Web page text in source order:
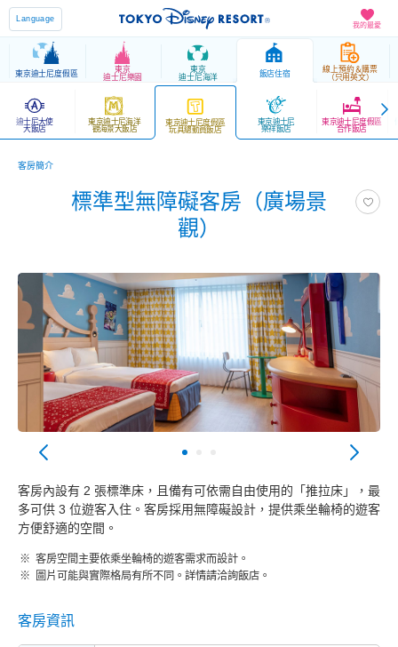
我的最愛
Language
東京迪士尼度假區
東京
迪士尼樂園
東京
迪士尼海洋
飯店住宿
線上預約＆購票
（只用英文）
迪士尼大使
大飯店
東京迪士尼海洋
觀海景大飯店
東京迪士尼度假區
玩具總動員飯店
東京迪士尼
樂祥飯店
東京迪士尼度假區
合作飯店
客房簡介
標準型無障礙客房（廣場景
觀）
客房內設有 2 張標準床，且備有可依需自由使用的「推拉床」，最
多可供 3 位遊客入住。客房採用無障礙設計，提供乘坐輪椅的遊客
方便舒適的空間。
客房空間主要依乘坐輪椅的遊客需求而設計。
圖片可能與實際格局有所不同。詳情請洽詢飯店。
客房資訊